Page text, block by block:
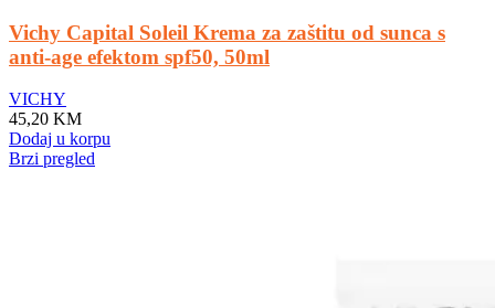
Vichy Capital Soleil Krema za zaštitu od sunca s
anti-age efektom spf50, 50ml
VICHY
45,20 KM
Dodaj u korpu
Brzi pregled